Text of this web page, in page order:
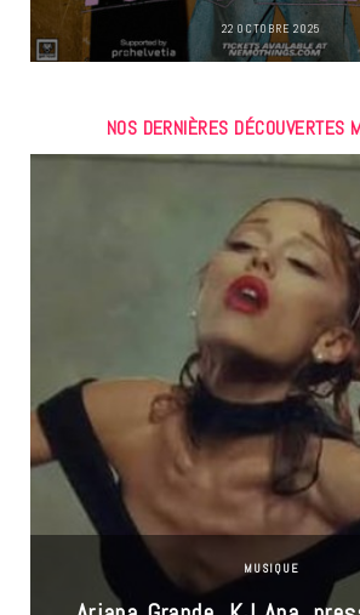
22 OCTOBRE 2025
NOS DERNIÈRES DÉCOUVERTES
MUSIQUE